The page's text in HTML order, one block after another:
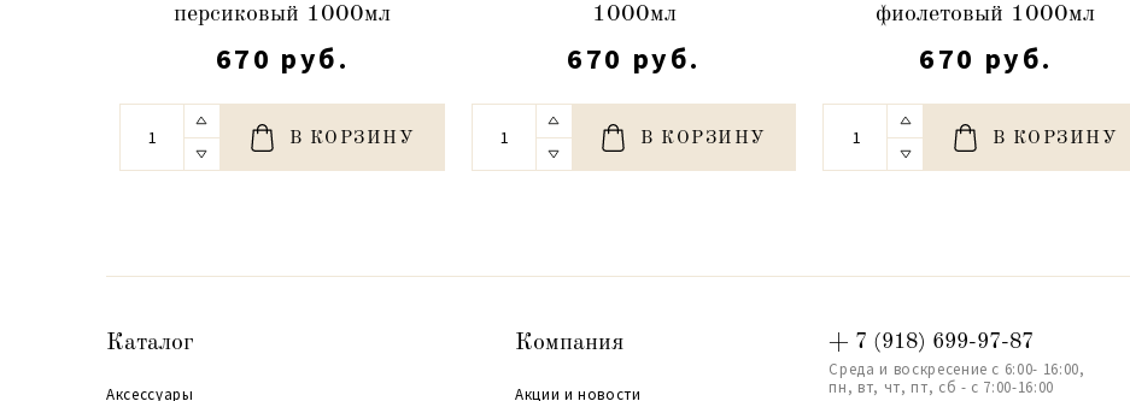
персиковый 1000мл
670 руб.
В КОРЗИНУ
1000мл
670 руб.
В КОРЗИНУ
фиолетовый 1000мл
670 руб.
В КОРЗИНУ
Каталог
Аксессуары
Компания
Акции и новости
+ 7 (918) 699-97-87
Среда и воскресение с 6:00- 16:00,
пн, вт, чт, пт, сб - с 7:00-16:00